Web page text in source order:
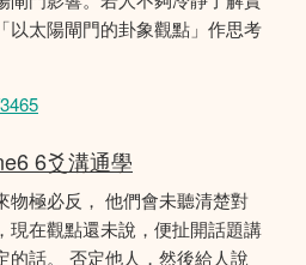
以太陽閘門的卦象觀點」作思考
6爻溝通學
物極必反， 他們會未聽清楚對
現在觀點還未說，便扯開話題講
的話。 否定他人，然後給人說